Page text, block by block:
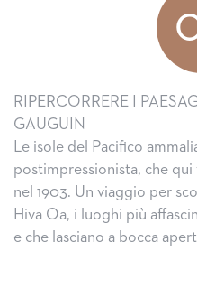
RIPERCORRERE I
GAUGUIN
Le isole del Pacifico
postimpressionista, che qui
nel 1903. Un viaggio per
Hiva Oa, i luoghi più
e che lasciano a bocca